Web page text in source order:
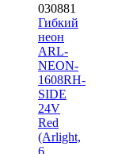
030881
Гибкий
неон
ARL-
NEON-
1608RH-
SIDE
24V
Red
(Arlight,
6